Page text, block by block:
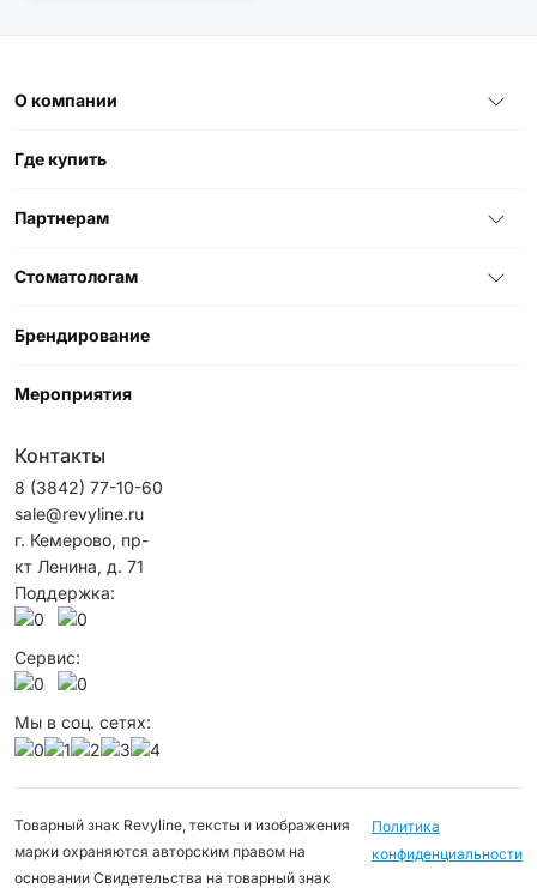
О компании
Где купить
Партнерам
Стоматологам
Брендирование
Мероприятия
Контакты
8 (3842) 77-10-60
sale@revyline.ru
г. Кемерово, пр-
кт Ленина, д. 71
Поддержка:
Сервис:
Мы в соц. сетях:
Товарный знак Revyline, тексты и изображения
марки охраняются авторским правом на
основании Свидетельства на товарный знак
Политика
конфиденциальности